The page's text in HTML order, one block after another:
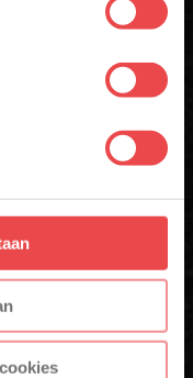
geldig op reeds
op afgeprijsde
Schrijf mij in
App